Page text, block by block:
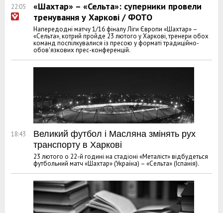
22:05
«Шахтар» – «Сельта»: суперники провели
тренування у Харкові / ФОТО
Напередодні матчу 1/16 фіналу Ліги Європи «Шахтар» –
«Сельта», котрий пройде 23 лютого у Харкові, тренери обох
команд поспілкувалися із пресою у форматі традиційно-
обов'язкових прес-конференцій.
18:43
Великий футбол і Масляна змінять рух
транспорту в Харкові
23 лютого о 22-й годині на стадіоні «Металіст» відбудеться
футбольний матч «Шахтар» (Україна) – «Сельта» (Іспанія).